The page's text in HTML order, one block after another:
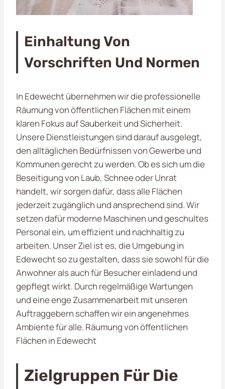
Einhaltung Von
Vorschriften Und Normen
In Edewecht übernehmen wir die professionelle
Räumung von öffentlichen Flächen mit einem
klaren Fokus auf Sauberkeit und Sicherheit.
Unsere Dienstleistungen sind darauf ausgelegt,
den alltäglichen Bedürfnissen von Gewerbe und
Kommunen gerecht zu werden. Ob es sich um die
Beseitigung von Laub, Schnee oder Unrat
handelt, wir sorgen dafür, dass alle Flächen
jederzeit zugänglich und ansprechend sind. Wir
setzen dafür moderne Maschinen und geschultes
Personal ein, um effizient und nachhaltig zu
arbeiten. Unser Ziel ist es, die Umgebung in
Edewecht so zu gestalten, dass sie sowohl für die
Anwohner als auch für Besucher einladend und
gepflegt wirkt. Durch regelmäßige Wartungen
und eine enge Zusammenarbeit mit unseren
Auftraggebern schaffen wir ein angenehmes
Ambiente für alle. Räumung von öffentlichen
Flächen in Edewecht
Zielgruppen Für Die